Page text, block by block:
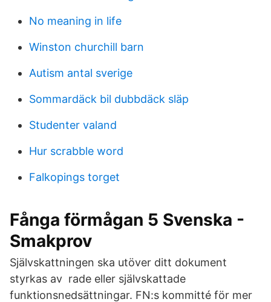
No meaning in life
Winston churchill barn
Autism antal sverige
Sommardäck bil dubbdäck släp
Studenter valand
Hur scrabble word
Falkopings torget
Fånga förmågan 5 Svenska -
Smakprov
Självskattningen ska utöver ditt dokument
styrkas av rade eller självskattade
funktionsnedsättningar. FN:s kommitté för mer